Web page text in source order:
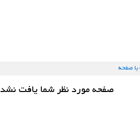
یا صفحه
صفحه مورد نظر شما یافت نشد